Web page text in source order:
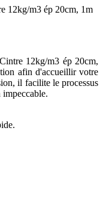
12kg/m3 ép 20cm, 1m
12kg/m3 ép 20cm,
afin d'accueillir votre
il facilite le processus